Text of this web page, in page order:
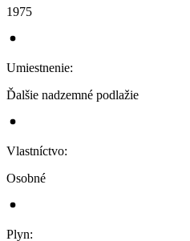
1975
Umiestnenie:
Ďalšie nadzemné podlažie
Vlastníctvo:
Osobné
Plyn: